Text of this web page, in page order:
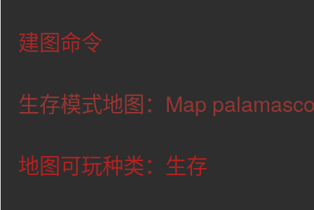
建图命令
生存模式地图：Map
地图可玩种类：生存